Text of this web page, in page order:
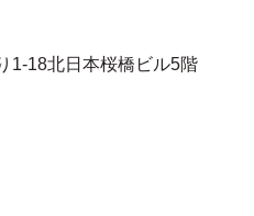
1-18北日本桜橋ビル5階